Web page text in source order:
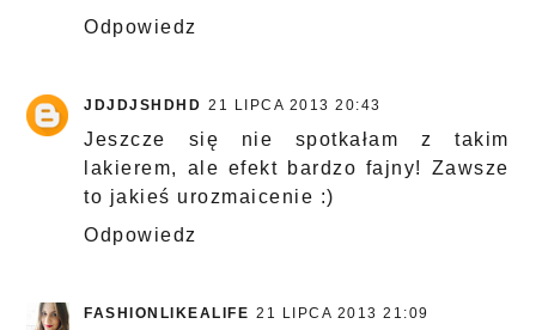
Odpowiedz
JDJDJSHDHD 21 LIPCA 2013 20:43
Jeszcze się nie spotkałam z takim
lakierem, ale efekt bardzo fajny! Zawsze
to jakieś urozmaicenie :)
Odpowiedz
FASHIONLIKEALIFE 21 LIPCA 2013 21:09